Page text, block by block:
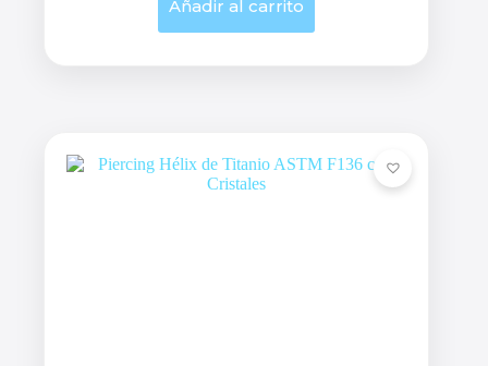
Añadir al carrito